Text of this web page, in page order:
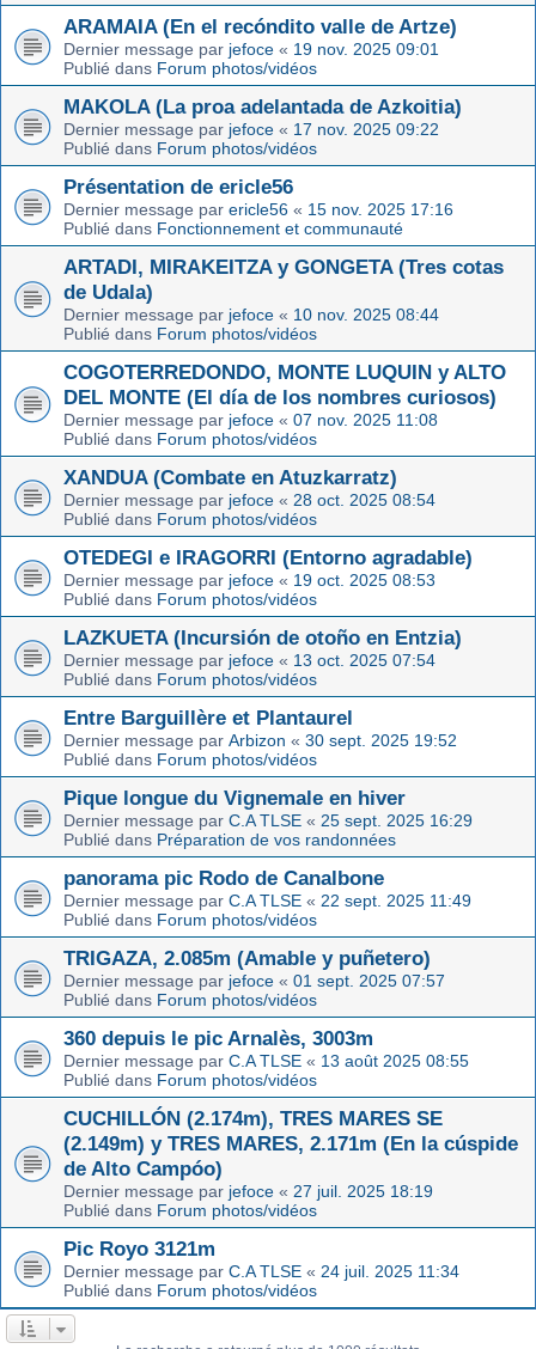
ARAMAIA (En el recóndito valle de Artze)
Dernier message par jefoce « 19 nov. 2025 09:01
Publié dans Forum photos/vidéos
MAKOLA (La proa adelantada de Azkoitia)
Dernier message par jefoce « 17 nov. 2025 09:22
Publié dans Forum photos/vidéos
Présentation de ericle56
Dernier message par ericle56 « 15 nov. 2025 17:16
Publié dans Fonctionnement et communauté
ARTADI, MIRAKEITZA y GONGETA (Tres cotas
de Udala)
Dernier message par jefoce « 10 nov. 2025 08:44
Publié dans Forum photos/vidéos
COGOTERREDONDO, MONTE LUQUIN y ALTO
DEL MONTE (El día de los nombres curiosos)
Dernier message par jefoce « 07 nov. 2025 11:08
Publié dans Forum photos/vidéos
XANDUA (Combate en Atuzkarratz)
Dernier message par jefoce « 28 oct. 2025 08:54
Publié dans Forum photos/vidéos
OTEDEGI e IRAGORRI (Entorno agradable)
Dernier message par jefoce « 19 oct. 2025 08:53
Publié dans Forum photos/vidéos
LAZKUETA (Incursión de otoño en Entzia)
Dernier message par jefoce « 13 oct. 2025 07:54
Publié dans Forum photos/vidéos
Entre Barguillère et Plantaurel
Dernier message par Arbizon « 30 sept. 2025 19:52
Publié dans Forum photos/vidéos
Pique longue du Vignemale en hiver
Dernier message par C.A TLSE « 25 sept. 2025 16:29
Publié dans Préparation de vos randonnées
panorama pic Rodo de Canalbone
Dernier message par C.A TLSE « 22 sept. 2025 11:49
Publié dans Forum photos/vidéos
TRIGAZA, 2.085m (Amable y puñetero)
Dernier message par jefoce « 01 sept. 2025 07:57
Publié dans Forum photos/vidéos
360 depuis le pic Arnalès, 3003m
Dernier message par C.A TLSE « 13 août 2025 08:55
Publié dans Forum photos/vidéos
CUCHILLÓN (2.174m), TRES MARES SE
(2.149m) y TRES MARES, 2.171m (En la cúspide
de Alto Campóo)
Dernier message par jefoce « 27 juil. 2025 18:19
Publié dans Forum photos/vidéos
Pic Royo 3121m
Dernier message par C.A TLSE « 24 juil. 2025 11:34
Publié dans Forum photos/vidéos